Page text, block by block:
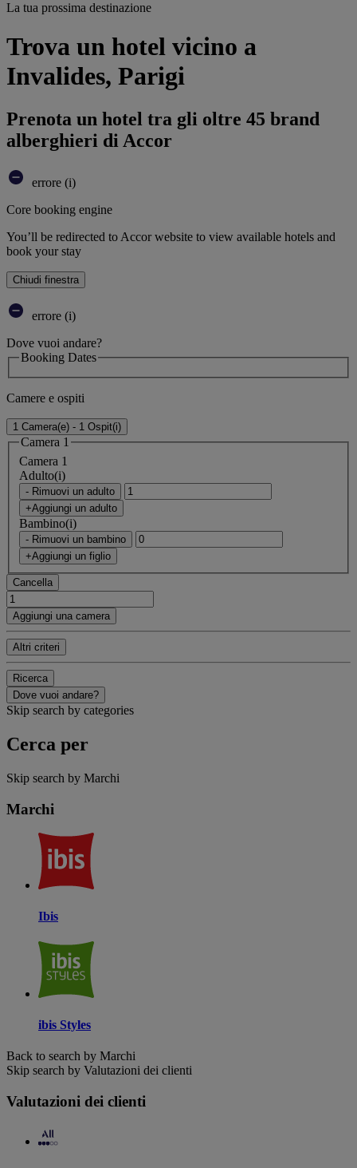
La tua prossima destinazione
Trova un hotel vicino a
Invalides, Parigi
Prenota un hotel tra gli oltre 45 brand
alberghieri di Accor
errore (i)
Core booking engine
You’ll be redirected to Accor website to view available hotels and
book your stay
Chiudi finestra
errore (i)
Dove vuoi andare?
Booking Dates
Camere e ospiti
1 Camera(e) - 1 Ospit(i)
Camera 1
Camera 1
Adulto(i)
- Rimuovi un adulto
+Aggiungi un adulto
Bambino(i)
- Rimuovi un bambino
+Aggiungi un figlio
Cancella
Aggiungi una camera
Altri criteri
Ricerca
Dove vuoi andare?
Skip search by categories
Cerca per
Skip search by Marchi
Marchi
Ibis
ibis Styles
Back to search by Marchi
Skip search by Valutazioni dei clienti
Valutazioni dei clienti